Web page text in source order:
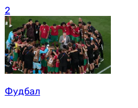
2
Фудбал